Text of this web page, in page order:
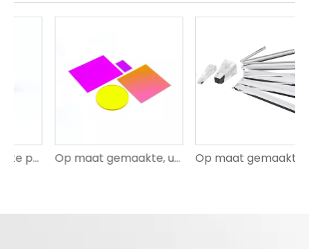
Op maat gemaakte, uiterst nauwkeurige optische filters | Bandpass, Notch, ND, Dichroïsch | Krasbestendig | STIJGENDE EO Op maat gemaakte, uiterst nauwkeurige optische lichtgeleiders voor projectie